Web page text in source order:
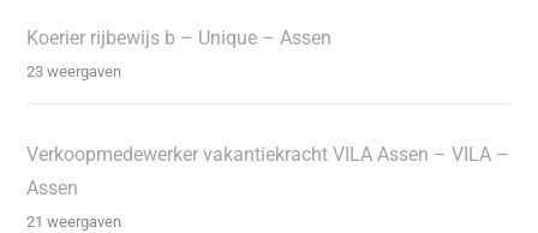
Koerier rijbewijs b – Unique – Assen
23 weergaven
Verkoopmedewerker vakantiekracht VILA Assen – VILA –
Assen
21 weergaven